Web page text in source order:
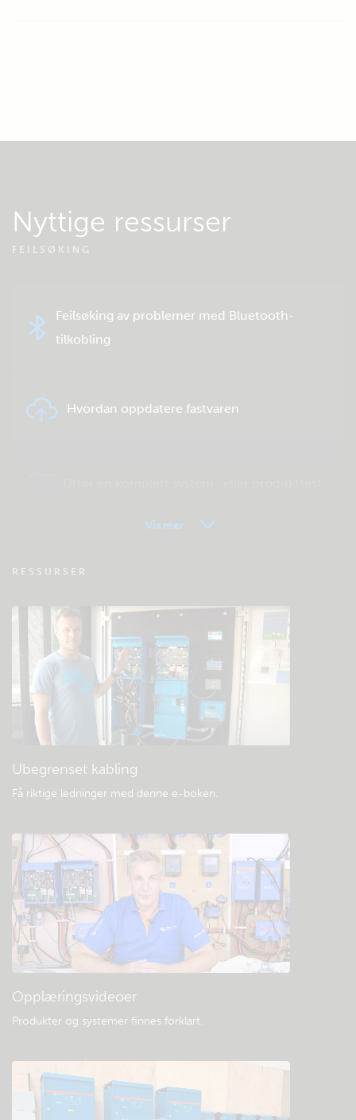
Nyttige ressurser
FEILSØKING
Feilsøking av problemer med Bluetooth-
tilkobling
Hvordan oppdatere fastvaren
Sjekk fellesskapets kunnskapsbase
Generell nedlasting og dokumentasjon
Vis mer
RESSURSER
Ubegrenset kabling
Få riktige ledninger med denne e-boken.
Opplæringsvideoer
Produkter og systemer finnes forklart.